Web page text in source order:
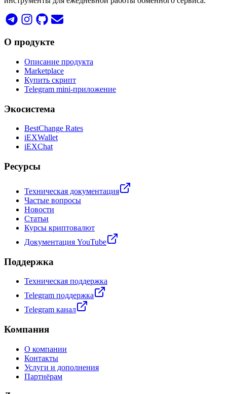
О продукте
Описание продукта
Marketplace
Купить скрипт
Telegram mini-приложение
Экосистема
BestChange Rates
iEXWallet
iEXChat
Ресурсы
Техническая документация
Частые вопросы
Новости
Статьи
Курсы криптовалют
Документация YouTube
Поддержка
Техническая поддержка
Telegram поддержка
Telegram канал
Компания
О компании
Контакты
Услуги и дополнения
Партнёрам